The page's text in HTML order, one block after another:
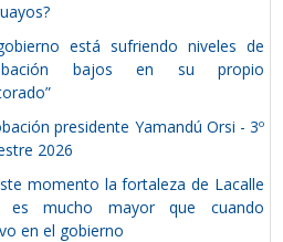
está sufriendo niveles de
bajos en su propio
presidente Yamandú Orsi - 3º
2026
momento la fortaleza de Lacalle
es mucho mayor que cuando
en el gobierno